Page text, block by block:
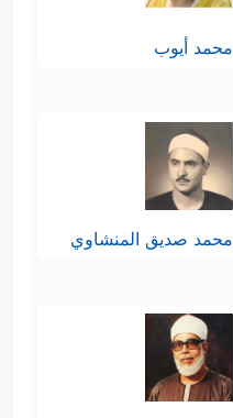
محمد أيوب
محمد صديق المنشاوي